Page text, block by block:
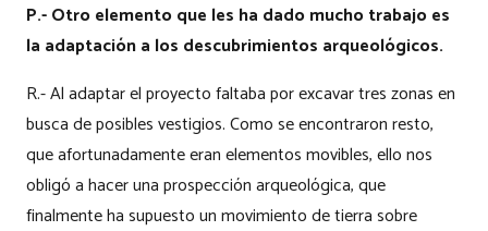
P.- Otro elemento que les ha dado mucho trabajo es
la adaptación a los descubrimientos arqueológicos.
R.- Al adaptar el proyecto faltaba por excavar tres zonas en
busca de posibles vestigios. Como se encontraron resto,
que afortunadamente eran elementos movibles, ello nos
obligó a hacer una prospección arqueológica, que
finalmente ha supuesto un movimiento de tierra sobre